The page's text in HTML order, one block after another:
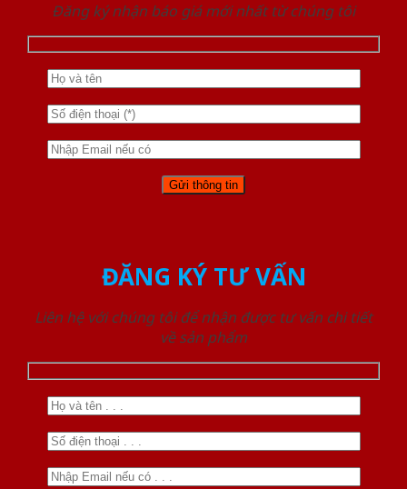
Đăng ký nhận báo giá mới nhất từ chúng tôi
ĐĂNG KÝ TƯ VẤN
Liên hệ với chúng tôi để nhận được tư vấn chi tiết
về sản phẩm